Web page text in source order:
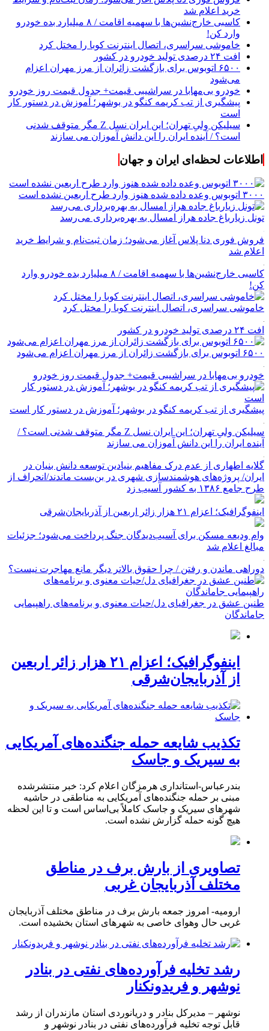
خرید اعلام شد
کاسبی خارج‌نشین‌ها با سهمیه اقامت / ۸ میلیارد بده خودرو
وارد کن!
خاموشی سراسری، اتصال اینترنت کوبا را مختل کرد
افت ۲۴ درصدی تولید خودرو در کشور
۶۵۰۰ اتوبوس برای بازگشت زائران از مرز مهران اعزام
می‌شود
خودرو بی‌مهابا در سراشیبی قیمت+ جدول قیمت روز خودرو
پیشگیری از تب کریمه کنگو در بوشهر؛ آموزش در دستور کار
است
سیلیکن ولیِ تهران؛ این ایران نسل Z مگر متوقف شدنی
است؟ / آینده ایران را این دانش آموزان می سازند
اطلاعات لحظه‌ای ایران و جهان
۳۰۰۰ اتوبوس وعده داده شده هنوز وارد طرح اربعین نشده است
تونل زیارباغ جاده هراز امسال به بهره‌برداری می‌رسد
فروش فوری دنا پلاس آغاز می‌شود؛ زمان ثبت‌نام و شرایط خرید
اعلام شد
کاسبی خارج‌نشین‌ها با سهمیه اقامت / ۸ میلیارد بده خودرو وارد
کن!
خاموشی سراسری، اتصال اینترنت کوبا را مختل کرد
افت ۲۴ درصدی تولید خودرو در کشور
۶۵۰۰ اتوبوس برای بازگشت زائران از مرز مهران اعزام می‌شود
خودرو بی‌مهابا در سراشیبی قیمت+ جدول قیمت روز خودرو
پیشگیری از تب کریمه کنگو در بوشهر؛ آموزش در دستور کار است
سیلیکن ولیِ تهران؛ این ایران نسل Z مگر متوقف شدنی است؟ /
آینده ایران را این دانش آموزان می سازند
گلایه اطهاری از عدم درک مفاهیم بنیادین توسعه دانش بنیان در
ایران/ پروژه‌های هوشمندسازی شهری در بن‌بست ماندند/انحراف از
طرح جامع ۱۳۸۶ به کشور آسیب زد
اینفوگرافیک؛ اعزام ۲۱ هزار زائر اربعین از آذربایجان‌شرقی
وام ودیعه مسکن برای آسیب‌دیدگان جنگ پرداخت می‌شود؛ جزئیات
مبالغ اعلام شد
دوراهی ماندن و رفتن / چرا حقوق بالاتر دیگر مانع مهاجرت نیست؟
طنین عشق در جغرافیای دل/حیات معنوی و برنامه‌های راهپیمایی
جاماندگان
اینفوگرافیک؛ اعزام ۲۱ هزار زائر اربعین
از آذربایجان‌شرقی
تکذیب شایعه حمله جنگنده‌های آمریکایی
به سیریک و جاسک
بندرعباس-استانداری هرمزگان اعلام کرد: خبر منتشرشده
مبنی بر حمله جنگنده‌های آمریکایی به مناطقی در حاشیه
شهرهای سیریک و جاسک کاملاً بی‌اساس است و تا این لحظه
هیچ گونه حمله گزارش نشده است.
تصاویری از بارش برف در مناطق
مختلف آذربایجان غربی
ارومیه- امروز جمعه بارش برف در مناطق مختلف آذربایجان
غربی حال وهوای خاصی به شهرهای استان بخشیده است.
رشد تخلیه فرآورده‌های نفتی در بنادر
نوشهر و فریدونکنار
نوشهر – مدیرکل بنادر و دریانوردی استان مازندران از رشد
قابل توجه تخلیه فرآورده‌های نفتی در بنادر نوشهر و